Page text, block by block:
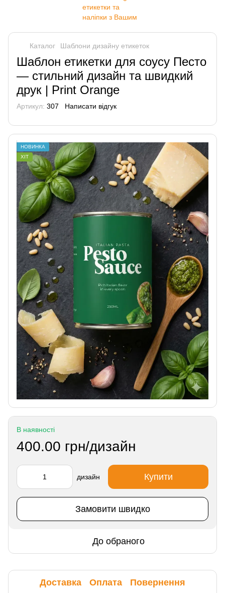
Каталог Шаблони дизайну етикеток
Шаблон етикетки для соусу Песто
— стильний дизайн та швидкий
друк | Print Orange
Артикул: 307 Написати відгук
НОВИНКА
ХІТ
В наявності
400.00 грн/дизайн
дизайн Купити
Замовити швидко
До обраного
Доставка Оплата Повернення